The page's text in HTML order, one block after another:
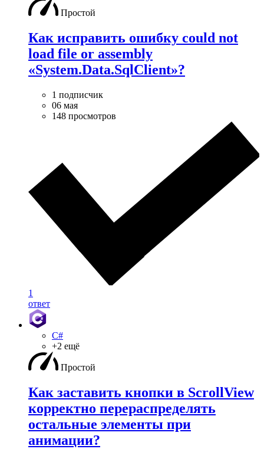
Простой
Как исправить ошибку could not
load file or assembly
«System.Data.SqlClient»?
1 подписчик
06 мая
148 просмотров
1
ответ
C#
+2 ещё
Простой
Как заставить кнопки в ScrollView
корректно перераспределять
остальные элементы при
анимации?